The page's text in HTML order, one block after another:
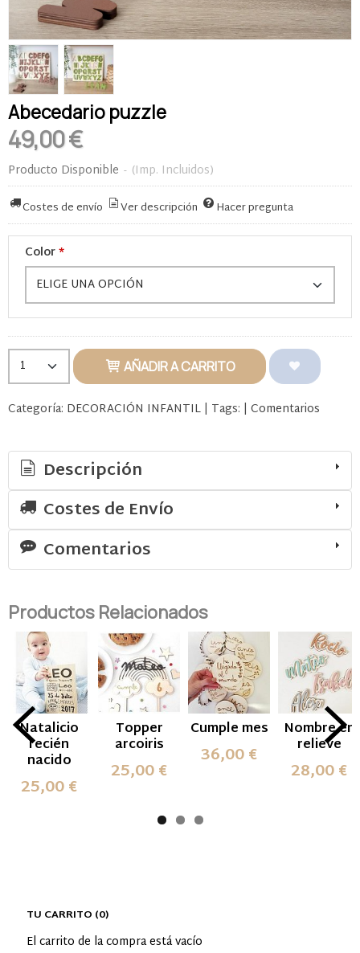
TU CARRITO (0)
El carrito de la compra está vacío
Abecedario puzzle
49,00 €
Producto Disponible - (Imp. Incluidos)
Costes de envío Ver descripción Hacer pregunta
Color*
AÑADIR A CARRITO
Categoría: DECORACIÓN INFANTIL | Tags: | Comentarios
Descripción
Costes de Envío
Comentarios
Productos Relacionados
Natalicio
recién
nacido
25,00 €
Topper
arcoiris
25,00 €
Cumple mes
36,00 €
Nombre en
relieve
28,00 €